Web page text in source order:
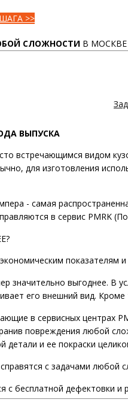
>>
СЛОЖНОСТИ В МОСКВЕ
ВЫПУСКА
встречающимся видом
для изготовления
- самая
в сервис PMRK
показателям
значительно выгоднее. В
его внешний вид.
в сервисных центрах
повреждения любой
детали и ее покраски
с задачами
с бесплатной дефектовки